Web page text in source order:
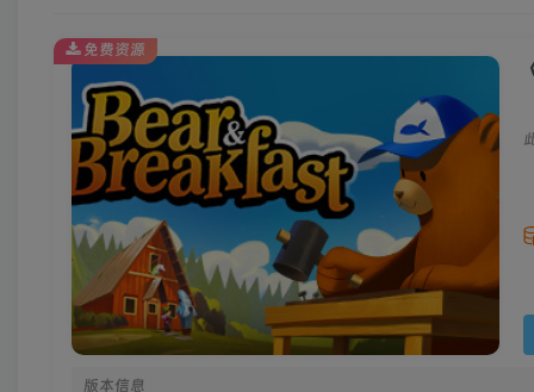
版本信息
免费资源